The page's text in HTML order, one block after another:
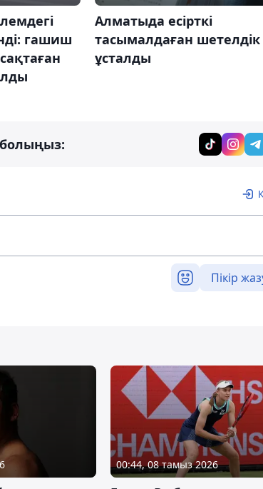
гашиш
Алматыда есірткі
тасымалдаған шетелдік
ұсталды
Пікір
00:44, 08 тамыз 2026